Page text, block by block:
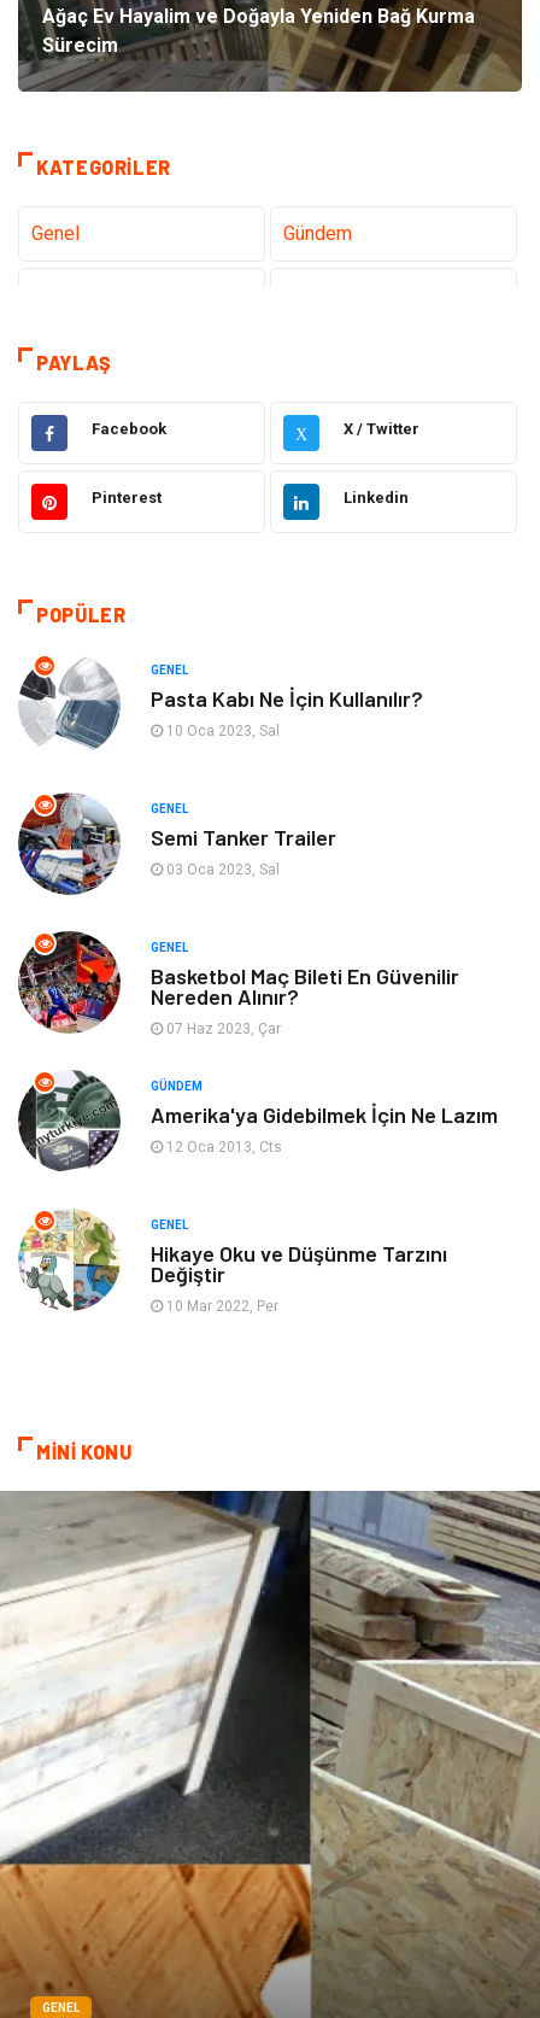
Ağaç Ev Hayalim ve Doğayla Yeniden Bağ Kurma
Sürecim
KATEGORILER
Genel Gündem
Tatil
Eğitim Gıda
Hukuk Elektrik Elektronik
Makine
Kültür
Güzellik & Bakım
Finans & Ekonomi
Bilgisayar & Yazılım Mobilya
Bebek Giyim Moda
Blogroll
Markalar
Restaurant
Tarih
PAYLAŞ
Facebook X X / Twitter
Pinterest Linkedin
POPÜLER
GENEL
Pasta Kabı Ne İçin Kullanılır?
10 Oca 2023, Sal
GENEL
Semi Tanker Trailer
03 Oca 2023, Sal
GENEL
Basketbol Maç Bileti En Güvenilir
Nereden Alınır?
07 Haz 2023, Çar
GÜNDEM
Amerika'ya Gidebilmek İçin Ne Lazım
12 Oca 2013, Cts
GENEL
Hikaye Oku ve Düşünme Tarzını
Değiştir
10 Mar 2022, Per
MİNİ KONU
GENEL